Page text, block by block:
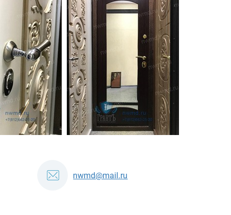
nwmd@mail.ru